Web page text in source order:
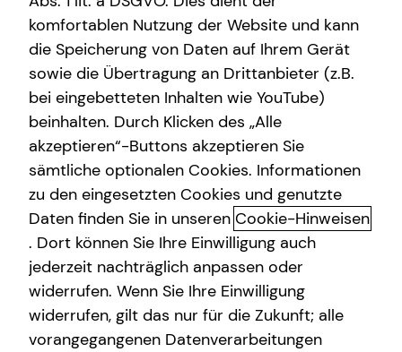
Kapitalanlage Immobilien
Altersvorsorge
Arbeitskraftabsicherung
Verantwortlicher im Sinne des § 18 Abs. 2
MStV
Max Nicolai
Karl-Heine-Straße 20
04229 Leipzig
Erlaubnis nach § 34d GewO​
Aufsichtsbehörde:
IHK zu Leipzig
Goerdelerring 5
04109 Leipzig
komfortablen Nutzung der Website und kann
die Speicherung von Daten auf Ihrem Gerät
sowie die Übertragung an Drittanbieter (z.B.
bei eingebetteten Inhalten wie YouTube)
beinhalten. Durch Klicken des „Alle
akzeptieren“-Buttons akzeptieren Sie
sämtliche optionalen Cookies. Informationen
zu den eingesetzten Cookies und genutzte
Daten finden Sie in unseren Cookie-Hinweisen
. Dort können Sie Ihre Einwilligung auch
jederzeit nachträglich anpassen oder
widerrufen. Wenn Sie Ihre Einwilligung
widerrufen, gilt das nur für die Zukunft; alle
vorangegangenen Datenverarbeitungen